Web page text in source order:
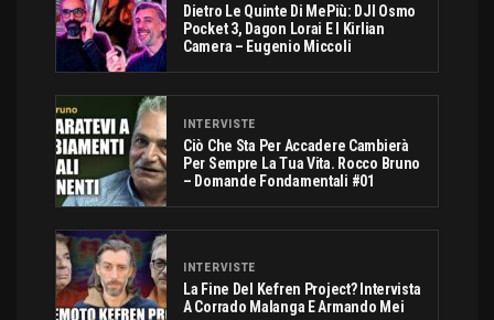
Dietro Le Quinte Di MePiù: DJI Osmo
Pocket 3, Dagon Lorai E I Kirlian
Camera – Eugenio Miccoli
INTERVISTE
Ciò Che Sta Per Accadere Cambierà
Per Sempre La Tua Vita. Rocco Bruno
– Domande Fondamentali #01
INTERVISTE
La Fine Del Kefren Project? Intervista
A Corrado Malanga E Armando Mei